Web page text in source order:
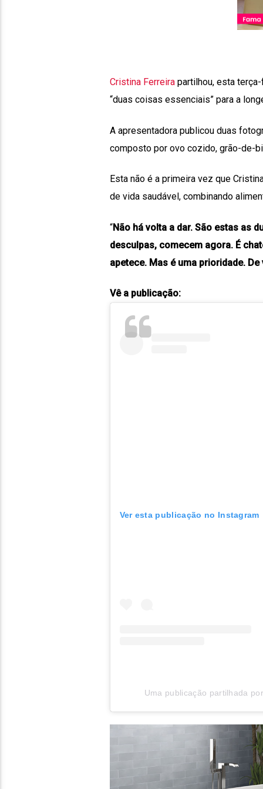
Cristina Ferreirapartilhou, esta
“duas coisas essenciais” para a
A apresentadora publicou duas
composto por ovo cozido, grão-de-
Esta não é a primeira vez que
de vida saudável, combinando
“Não há volta a dar. São estas as
desculpas, comecem agora. É
apetece. Mas é uma prioridade. De
Vê a publicação:
Ver esta publicação no Instagram
Uma publicação partilhada